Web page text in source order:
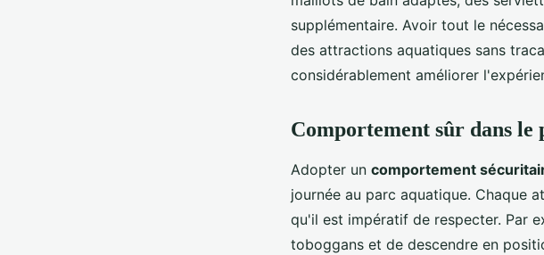
supplémentaire. Avoir tout le
des attractions aquatiques sans
considérablement améliorer
Comportement sûr dans le
Adopter un comportement
journée au parc aquatique. Chaque
qu'il est impératif de respecter. Par
toboggans et de descendre en